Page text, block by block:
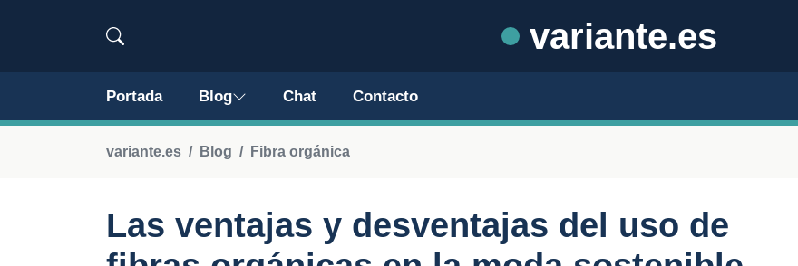
variante.es
Portada Blog Chat Contacto
variante.es Blog Fibra orgánica
Las ventajas y desventajas del uso de